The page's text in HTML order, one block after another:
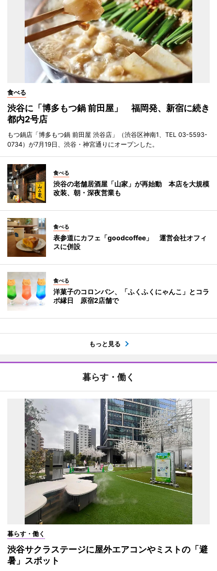
食べる
渋谷に「博多もつ鍋 前田屋」 福岡発、新宿に続き
都内2号店
もつ鍋店「博多もつ鍋 前田屋 渋谷店」（渋谷区神南1、TEL 03-5593-
0734）が7月19日、渋谷・神宮通りにオープンした。
食べる
渋谷の老舗居酒屋「山家」が再始動 本店を大規模
改装、朝・深夜営業も
食べる
表参道にカフェ「goodcoffee」 運営会社オフィ
スに併設
食べる
洋菓子のコロンバン、「ふくふくにゃんこ」とコラ
ボ縁日 原宿2店舗で
もっと見る
暮らす・働く
暮らす・働く
渋谷サクラステージに屋外エアコンやミストの「避
暑」スポット